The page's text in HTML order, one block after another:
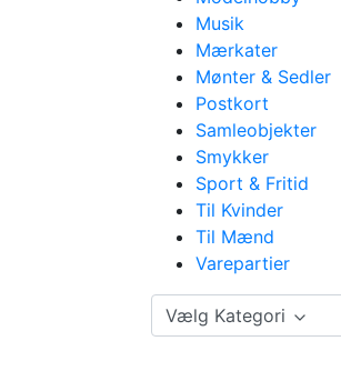
Musik
Mærkater
Mønter & Sedler
Postkort
Samleobjekter
Smykker
Sport & Fritid
Til Kvinder
Til Mænd
Varepartier
Vælg Kategori